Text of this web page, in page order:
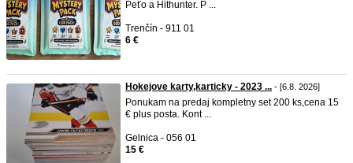
Peťo a Hithunter. P ...
Trenčín - 911 01
6 €
Hokejove karty,karticky - 2023 ... - [6.8. 2026]
Ponukam na predaj kompletny set 200 ks,cena 15
€ plus posta. Kont ...
Gelnica - 056 01
15 €